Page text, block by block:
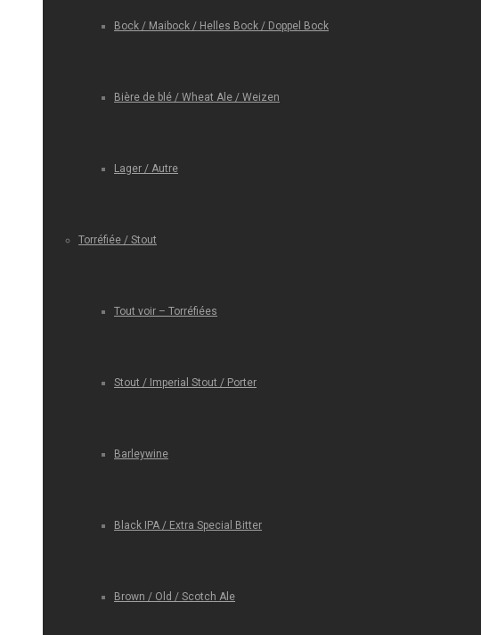
Bock / Maibock / Helles Bock / Doppel Bock
Bière de blé / Wheat Ale / Weizen
Lager / Autre
Torréfiée / Stout
Tout voir – Torréfiées
Stout / Imperial Stout / Porter
Barleywine
Black IPA / Extra Special Bitter
Brown / Old / Scotch Ale